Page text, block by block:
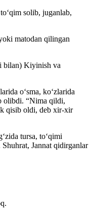
solib, juganlab,
matodan qilingan
bilan) Kiyinish va
oʻsma, koʻzlarida
olibdi. “Nima qildi,
qisib oldi, deb xir-xir
tursa, toʻqimi
Shuhrat, Jannat qidirganlar